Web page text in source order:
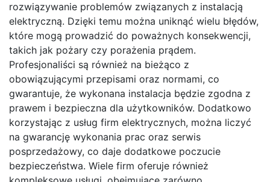
rozwiązywanie problemów związanych z instalacją
elektryczną. Dzięki temu można uniknąć wielu błędów,
które mogą prowadzić do poważnych konsekwencji,
takich jak pożary czy porażenia prądem.
Profesjonaliści są również na bieżąco z
obowiązującymi przepisami oraz normami, co
gwarantuje, że wykonana instalacja będzie zgodna z
prawem i bezpieczna dla użytkowników. Dodatkowo
korzystając z usług firm elektrycznych, można liczyć
na gwarancję wykonania prac oraz serwis
posprzedażowy, co daje dodatkowe poczucie
bezpieczeństwa. Wiele firm oferuje również